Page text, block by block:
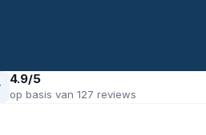
4.9/5
op basis van 127 reviews